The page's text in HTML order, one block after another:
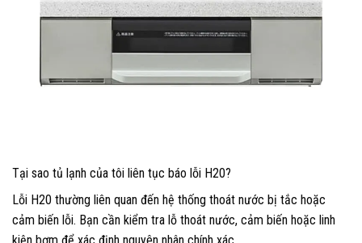
Tại sao tủ lạnh của tôi liên tục báo lỗi H20?
Lỗi H20 thường liên quan đến hệ thống thoát nước bị tắc hoặc
cảm biến lỗi. Bạn cần kiểm tra lỗ thoát nước, cảm biến hoặc linh